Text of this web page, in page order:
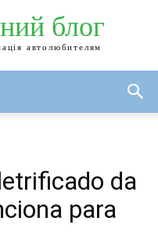
блог
автолюбителям
da
para